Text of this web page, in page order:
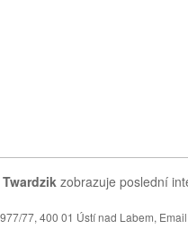
zobrazuje poslední
77, 400 01 Ústí nad Labem,